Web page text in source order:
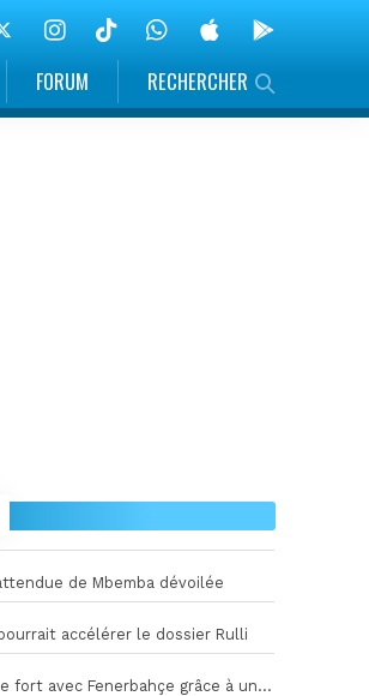
FORUM RECHERCHER
de Mbemba dévoilée
accélérer le dossier Rulli
Greenwood frappe fort avec Fenerbahçe grâce à un but spectaculaire